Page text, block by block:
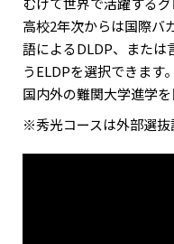
高校2年次からは国際バ
語によるDLDP、または
うELDPを選択できます
国内外の難関大学進学を
※秀光コースは外部選抜